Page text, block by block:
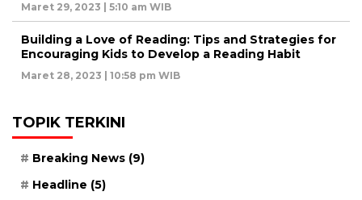
Maret 29, 2023 | 5:10 am WIB
Building a Love of Reading: Tips and Strategies for
Encouraging Kids to Develop a Reading Habit
Maret 28, 2023 | 10:58 pm WIB
TOPIK TERKINI
Breaking News (9)
Headline (5)